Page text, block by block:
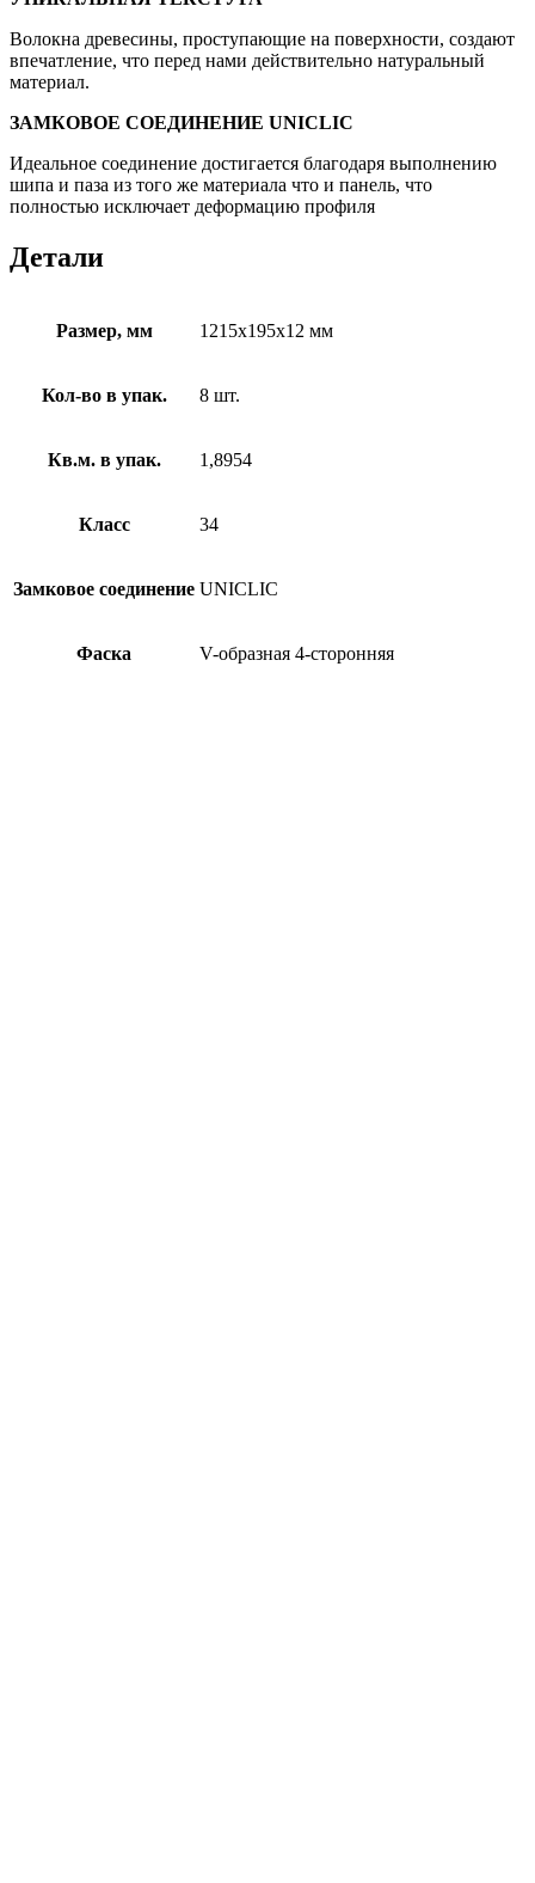
Волокна древесины, проступающие на поверхности, создают
впечатление, что перед нами действительно натуральный
материал.
ЗАМКОВОЕ СОЕДИНЕНИЕ UNICLIC
Идеальное соединение достигается благодаря выполнению
шипа и паза из того же материала что и панель, что
полностью исключает деформацию профиля
Детали
Размер, мм 1215x195x12 мм
Кол-во в упак. 8 шт.
Кв.м. в упак. 1,8954
Класс 34
Замковое соединение UNICLIC
Фаска V-образная 4-сторонняя